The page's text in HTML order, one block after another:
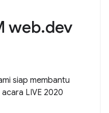
web.dev
siap membantu
LIVE 2020